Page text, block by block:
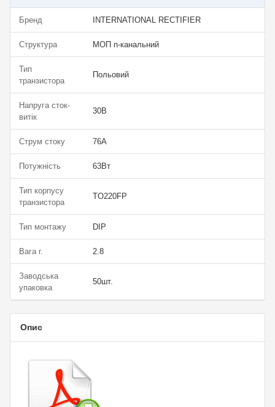
Бренд INTERNATIONAL RECTIFIER
Структура МОП n-канальний
Тип
транзистора
Польовий
Напруга сток-
витік
30В
Струм стоку 76А
Потужність 63Вт
Тип корпусу
транзистора
TO220FP
Тип монтажу DIP
Вага г. 2.8
Заводська
упаковка
50шт.
Опис